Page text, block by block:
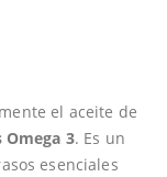
el aceite de
Omega 3. Es un
esenciales